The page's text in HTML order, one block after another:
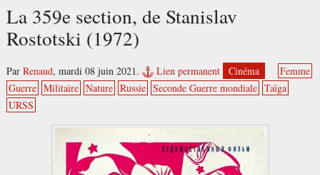
La 359e section, de Stanislav
Rostotski (1972)
Par Renaud, mardi 08 juin 2021. Lien permanent Cinéma
Femme
Guerre Militaire Nature Russie Seconde Guerre mondiale Taïga
URSS